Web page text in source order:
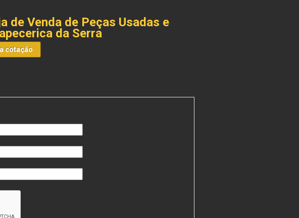
de Venda de Peças Usadas e
da Serra
cotação